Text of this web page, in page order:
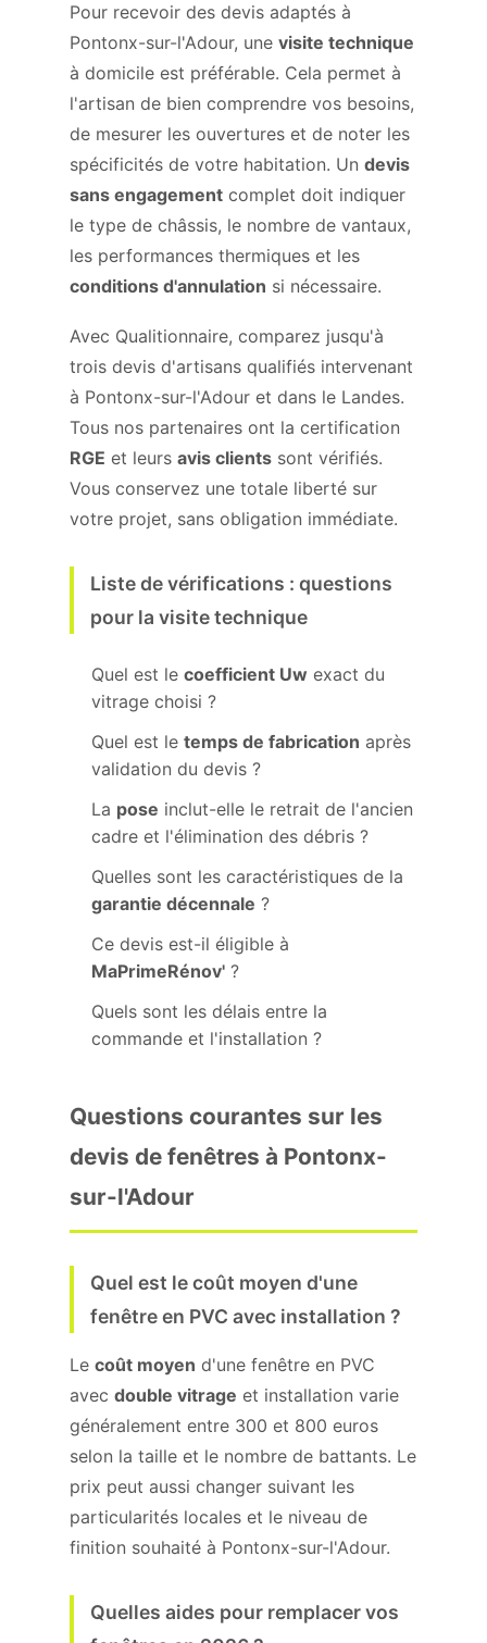
Pour recevoir des devis adaptés à
Pontonx-sur-l'Adour, une visite technique
à domicile est préférable. Cela permet à
l'artisan de bien comprendre vos besoins,
de mesurer les ouvertures et de noter les
spécificités de votre habitation. Un devis
sans engagement complet doit indiquer
le type de châssis, le nombre de vantaux,
les performances thermiques et les
conditions d'annulation si nécessaire.
Avec Qualitionnaire, comparez jusqu'à
trois devis d'artisans qualifiés intervenant
à Pontonx-sur-l'Adour et dans le Landes.
Tous nos partenaires ont la certification
RGE et leurs avis clients sont vérifiés.
Vous conservez une totale liberté sur
votre projet, sans obligation immédiate.
Liste de vérifications : questions
pour la visite technique
Quel est le coefficient Uw exact du
vitrage choisi ?
Quel est le temps de fabrication après
validation du devis ?
La pose inclut-elle le retrait de l'ancien
cadre et l'élimination des débris ?
Quelles sont les caractéristiques de la
garantie décennale ?
Ce devis est-il éligible à
MaPrimeRénov' ?
Quels sont les délais entre la
commande et l'installation ?
Questions courantes sur les
devis de fenêtres à Pontonx-
sur-l'Adour
Quel est le coût moyen d'une
fenêtre en PVC avec installation ?
Le coût moyen d'une fenêtre en PVC
avec double vitrage et installation varie
généralement entre 300 et 800 euros
selon la taille et le nombre de battants. Le
prix peut aussi changer suivant les
particularités locales et le niveau de
finition souhaité à Pontonx-sur-l'Adour.
Quelles aides pour remplacer vos